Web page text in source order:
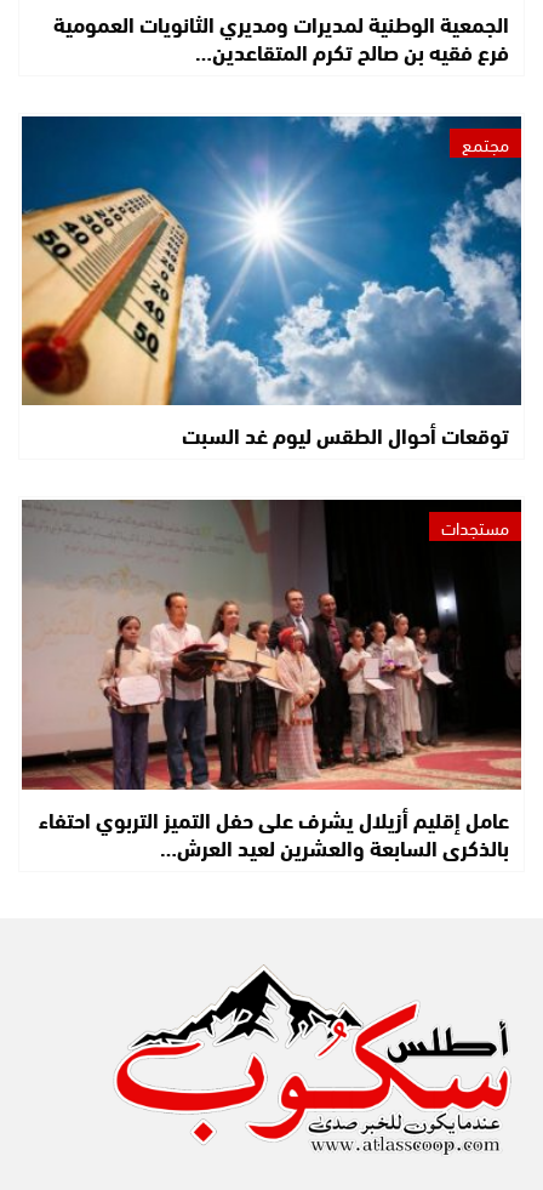
الجمعية الوطنية لمديرات ومديري الثانويات العمومية
فرع فقيه بن صالح تكرم المتقاعدين…
مجتمع
توقعات أحوال الطقس ليوم غد السبت
مستجدات
عامل إقليم أزيلال يشرف على حفل التميز التربوي احتفاء
بالذكرى السابعة والعشرين لعيد العرش…